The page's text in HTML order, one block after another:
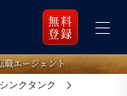
無料
登録
職エージェント
シンクタンク